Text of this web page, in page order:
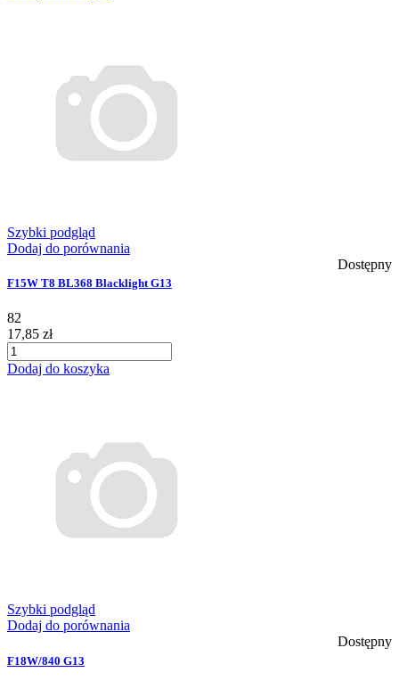
Szybki podgląd
Dodaj do porównania
Dostępny
F15W T8 BL368 Blacklight G13
82
17,85 zł
Dodaj do koszyka
Szybki podgląd
Dodaj do porównania
Dostępny
F18W/840 G13